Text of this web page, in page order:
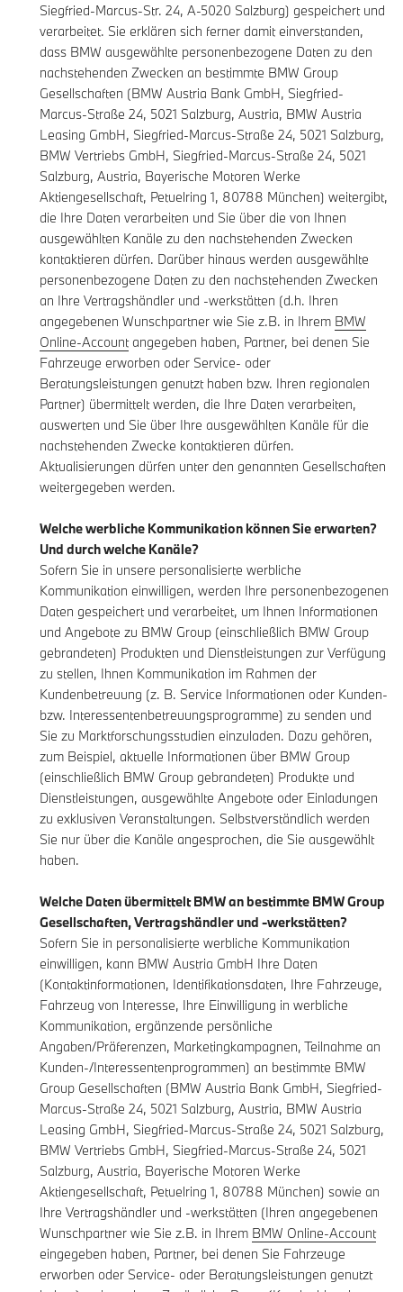
Siegfried-Marcus-Str. 24, A-5020 Salzburg) gespeichert und
verarbeitet. Sie erklären sich ferner damit einverstanden,
dass BMW ausgewählte personenbezogene Daten zu den
nachstehenden Zwecken an bestimmte BMW Group
Gesellschaften (BMW Austria Bank GmbH, Siegfried-
Marcus-Straße 24, 5021 Salzburg, Austria, BMW Austria
Leasing GmbH, Siegfried-Marcus-Straße 24, 5021 Salzburg,
BMW Vertriebs GmbH, Siegfried-Marcus-Straße 24, 5021
Salzburg, Austria, Bayerische Motoren Werke
Aktiengesellschaft, Petuelring 1, 80788 München) weitergibt,
die Ihre Daten verarbeiten und Sie über die von Ihnen
ausgewählten Kanäle zu den nachstehenden Zwecken
kontaktieren dürfen. Darüber hinaus werden ausgewählte
personenbezogene Daten zu den nachstehenden Zwecken
an Ihre Vertragshändler und -werkstätten (d.h. Ihren
angegebenen Wunschpartner wie Sie z.B. in Ihrem BMW
Online-Accountangegeben haben, Partner, bei denen Sie
Fahrzeuge erworben oder Service- oder
Beratungsleistungen genutzt haben bzw. Ihren regionalen
Partner) übermittelt werden, die Ihre Daten verarbeiten,
auswerten und Sie über Ihre ausgewählten Kanäle für die
nachstehenden Zwecke kontaktieren dürfen.
Aktualisierungen dürfen unter den genannten Gesellschaften
weitergegeben werden.
Welche werbliche Kommunikation können Sie erwarten?
Und durch welche Kanäle?
Sofern Sie in unsere personalisierte werbliche
Kommunikation einwilligen, werden Ihre personenbezogenen
Daten gespeichert und verarbeitet, um Ihnen Informationen
und Angebote zu BMW Group (einschließlich BMW Group
gebrandeten) Produkten und Dienstleistungen zur Verfügung
zu stellen, Ihnen Kommunikation im Rahmen der
Kundenbetreuung (z. B. Service Informationen oder Kunden-
bzw. Interessentenbetreuungsprogramme) zu senden und
Sie zu Marktforschungsstudien einzuladen. Dazu gehören,
zum Beispiel, aktuelle Informationen über BMW Group
(einschließlich BMW Group gebrandeten) Produkte und
Dienstleistungen, ausgewählte Angebote oder Einladungen
zu exklusiven Veranstaltungen. Selbstverständlich werden
Sie nur über die Kanäle angesprochen, die Sie ausgewählt
haben.
Welche Daten übermittelt BMW an bestimmte BMW Group
Gesellschaften, Vertragshändler und -werkstätten?
Sofern Sie in personalisierte werbliche Kommunikation
einwilligen, kann BMW Austria GmbH Ihre Daten
(Kontaktinformationen, Identifikationsdaten, Ihre Fahrzeuge,
Fahrzeug von Interesse, Ihre Einwilligung in werbliche
Kommunikation, ergänzende persönliche
Angaben/Präferenzen, Marketingkampagnen, Teilnahme an
Kunden-/Interessentenprogrammen) an bestimmte BMW
Group Gesellschaften (BMW Austria Bank GmbH, Siegfried-
Marcus-Straße 24, 5021 Salzburg, Austria, BMW Austria
Leasing GmbH, Siegfried-Marcus-Straße 24, 5021 Salzburg,
BMW Vertriebs GmbH, Siegfried-Marcus-Straße 24, 5021
Salzburg, Austria, Bayerische Motoren Werke
Aktiengesellschaft, Petuelring 1, 80788 München) sowie an
Ihre Vertragshändler und -werkstätten (Ihren angegebenen
Wunschpartner wie Sie z.B. in Ihrem BMW Online-Account
eingegeben haben, Partner, bei denen Sie Fahrzeuge
erworben oder Service- oder Beratungsleistungen genutzt